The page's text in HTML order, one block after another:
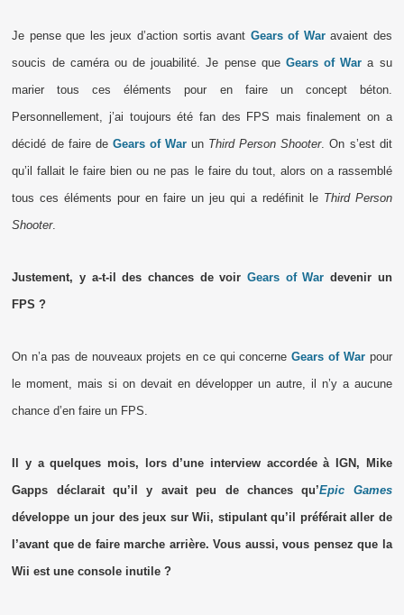
Je pense que les jeux d’action sortis avant Gears of Waravaient des
soucis de caméra ou de jouabilité. Je pense que Gears of War a su
marier tous ces éléments pour en faire un concept béton.
Personnellement, j’ai toujours été fan des FPS mais finalement on a
décidé de faire de Gears of Warun Third Person Shooter. On s’est dit
qu’il fallait le faire bien ou ne pas le faire du tout, alors on a rassemblé
tous ces éléments pour en faire un jeu qui a redéfinit le Third Person
Shooter.
Justement, y a-t-il des chances de voir Gears of War devenir un
FPS ?
On n’a pas de nouveaux projets en ce qui concerneGears of Warpour
le moment, mais si on devait en développer un autre, il n’y a aucune
chance d’en faire un FPS.
Il y a quelques mois, lors d’une interview accordée à IGN, Mike
Gapps déclarait qu’il y avait peu de chances qu’Epic Games
développe un jour des jeux sur Wii, stipulant qu’il préférait aller de
l’avant que de faire marche arrière. Vous aussi, vous pensez que la
Wii est une console inutile ?